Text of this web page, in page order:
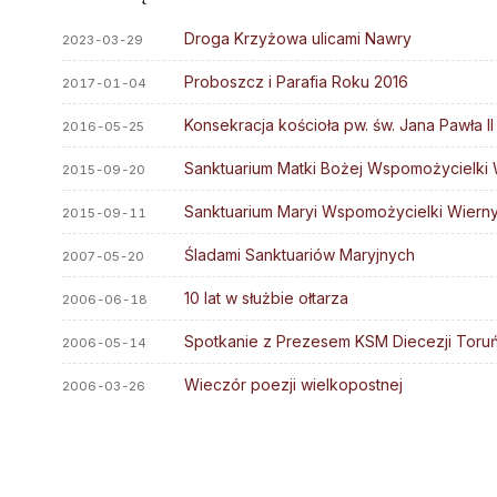
Kapłani
Błogosławieni
Słudzy Boży
Muzeum Diecezjalne
Wyższe Sem. Duchowne
Uczelnie i szkoły
Duszp. Młodzieży KOTWICA
Diakoni stali — lista
Ośrodki rekolekcyjne
2023-03-29 Droga Krzyżowa ulicami Nawry
2017-01-04 Proboszcz i Parafia Roku 2016
2016-05-25 Konsekracja kościoła pw. św. Jana Pawła
2015-09-20 Sanktuarium Matki Bożej Wspomożycielki
2015-09-11 Sanktuarium Maryi Wspomożycielki
2007-05-20 Śladami Sanktuariów Maryjnych
2006-06-18 10 lat w służbie ołtarza
2006-05-14 Spotkanie z Prezesem KSM Diecezji
2006-03-26 Wieczór poezji wielkopostnej